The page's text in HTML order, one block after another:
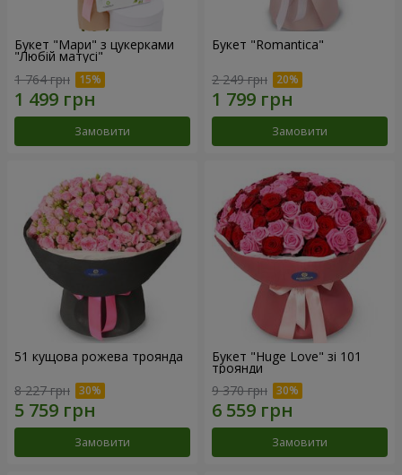
Букет "Мари" з цукерками
"Любій матусі"
1 764 грн
Замовити
Букет "Romantica"
2 249 грн
Замовити
51 кущова рожева троянда
8 227 грн
Замовити
Букет "Huge Love" зі 101
троянди
9 370 грн
Замовити